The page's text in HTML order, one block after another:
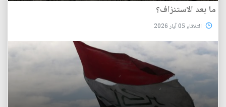
ما بعد الاستنزاف؟
الثلاثاء 05 آيار 2026